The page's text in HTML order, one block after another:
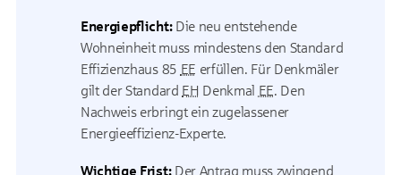
Energiepflicht: Die neu entstehende
Wohneinheit muss mindestens den Standard
Effizienzhaus 85 EE erfüllen. Für Denkmäler
gilt der Standard EH Denkmal EE. Den
Nachweis erbringt ein zugelassener
Energieeffizienz-Experte.
Wichtige Frist: Der Antrag muss zwingend